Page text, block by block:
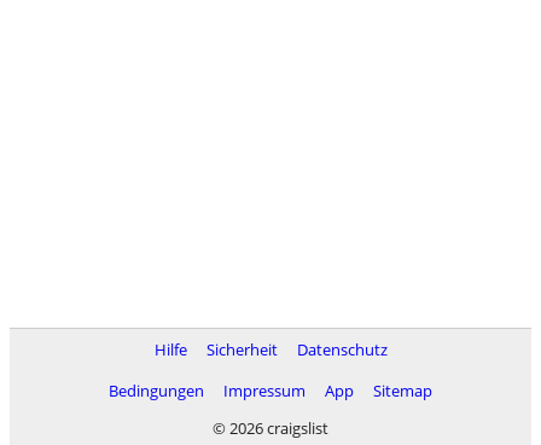
Hilfe Sicherheit
Datenschutz
Bedingungen
Impressum App
Sitemap
© 2026 craigslist